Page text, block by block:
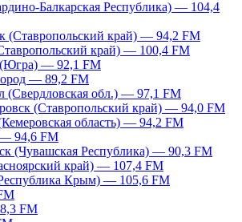
Балкарская Республика) — 104,4
(Ставропольский край) — 94,2 FM
край) — 100,4 FM
— 92,1 FM
— 89,2 FM
обл.) — 97,1 FM
(Ставропольский край) — 94,0 FM
область) — 94,2 FM
94,6 FM
(Чувашская Республика) — 90,3 FM
край) — 107,4 FM
Крым) — 105,6 FM
FM